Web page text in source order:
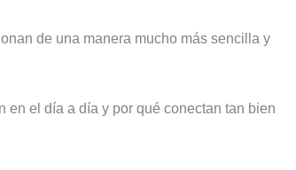
de una manera mucho más sencilla y
en el día a día y por qué conectan tan bien